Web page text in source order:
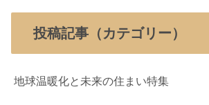
投稿記事（カテゴリー）
地球温暖化と未来の住まい特集